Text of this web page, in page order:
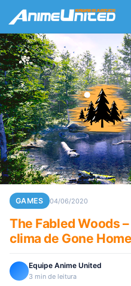
GAMES 04/06/2020
The Fabled Woods
clima de Gone
Equipe Anime United
3 min de leitura